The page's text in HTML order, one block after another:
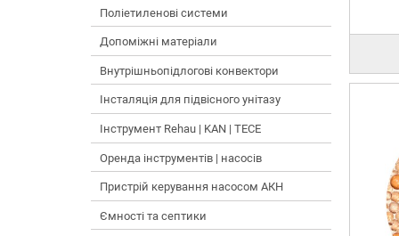
Поліетиленові системи
Допоміжні матеріали
Внутрішньопідлогові конвектори
Інсталяція для підвісного унітазу
Інструмент Rehau | KAN | TECE
Оренда інструментів | насосів
Пристрій керування насосом АКН
Ємності та септики